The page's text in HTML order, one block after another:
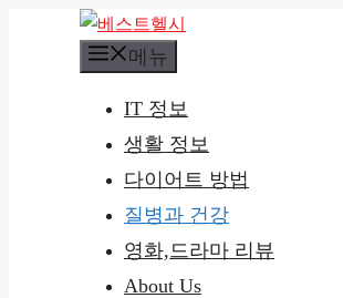
메뉴
IT 정보
생활 정보
다이어트 방법
질병과 건강
영화,드라마 리뷰
About Us